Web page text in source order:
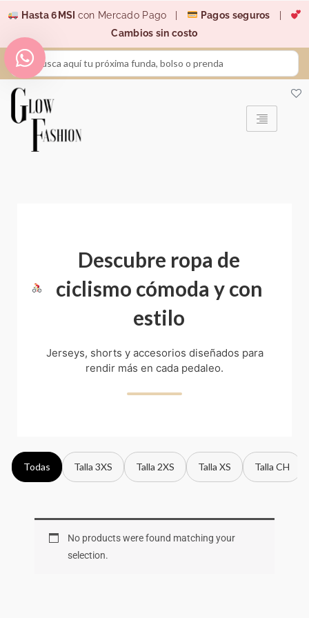
contenido
Hasta 6MSI con Mercado Pago | Pagos seguros
Cambios sin costo
Search
...
Descubre ropa de
ciclismo cómoda y con
estilo
Jerseys, shorts y accesorios diseñados para
rendir más en cada pedaleo.
Todas Talla 3XS Talla 2XS Talla XS Talla CH
No products were found matching your
selection.